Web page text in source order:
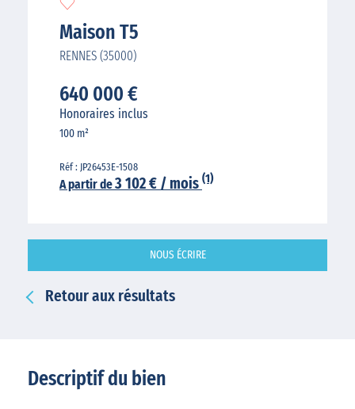
Maison T5
RENNES (35000)
640 000 €
Honoraires inclus
100 m²
Réf : JP26453E-1508
A partir de3 102 € / mois (1)
NOUS ÉCRIRE
Retour aux résultats
Descriptif du bien